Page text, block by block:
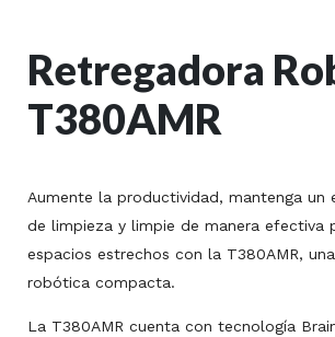
Retregadora
T380AMR
Aumente la productividad, mantenga un
de limpieza y limpie de manera efectiva
espacios estrechos con la T380AMR,
robótica compacta.
La T380AMR cuenta con tecnología